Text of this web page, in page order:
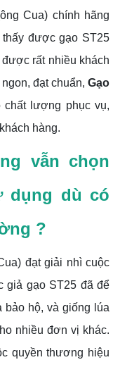
Cua) chính hãng
được gạo ST25
rất nhiều khách
đạt chuẩn, Gạo
chất lượng phục vụ,
hàng.
vẫn chọn
dụng dù có
?
đạt giải nhì cuộc
giả gạo ST25 đã để
bảo hộ, và giống lúa
nhiều đơn vị khác.
quyền thương hiệu